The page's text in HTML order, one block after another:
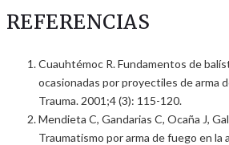
REFERENCIAS
Cuauhtémoc R. Fundamentos de
ocasionadas por proyectiles de arma
Trauma. 2001;4 (3): 115-120.
Mendieta C, Gandarias C, Ocaña J,
Traumatismo por arma de fuego en la